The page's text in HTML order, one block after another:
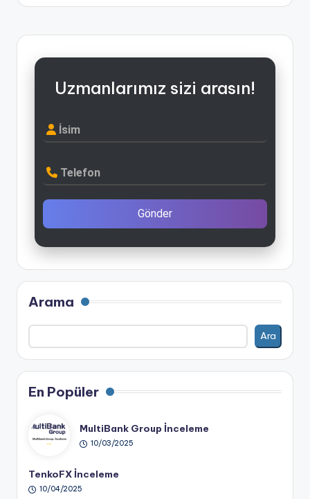
Uzmanlarımız sizi arasın!
İsim
Telefon
Gönder
Arama
Ara
En Popüler
MultiBank Group İnceleme
10/03/2025
TenkoFX İnceleme
10/04/2025